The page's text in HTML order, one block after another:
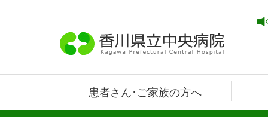
患者さん･ご家族の方へ